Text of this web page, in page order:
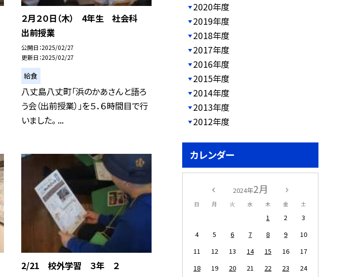
２月２０日（木） 4年生 社会科
出前授業
公開日 2025/02/27
更新日 2025/02/27
給食
八丈島八丈町「浜のかあさんと語ろ
う会（出前授業）」を５．６時間目で行
いました。 ...
2/21 校外学習 ３年 ２
2020年度
2019年度
2018年度
2017年度
2016年度
2015年度
2014年度
2013年度
2012年度
カレンダー
2024年2月
日 月 火 水 木 金 土
1 2
3
4
5 6 7 8 9
10
11
12 13 14 15 16
17
18
19 20 21 22 23
24